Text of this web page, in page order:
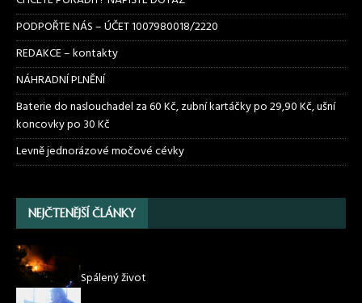
PODPOŘTE NÁS – ÚČET 1007980018/2220
REDAKCE – kontakty
NÁHRADNÍ PLNĚNÍ
Baterie do naslouchadel za 60 Kč, zubní kartáčky po 29,90 Kč, ušní
koncovky po 30 Kč
Levně jednorázové močové cévky
NEJČTENĚJŠÍ ČLÁNKY
Spálený život